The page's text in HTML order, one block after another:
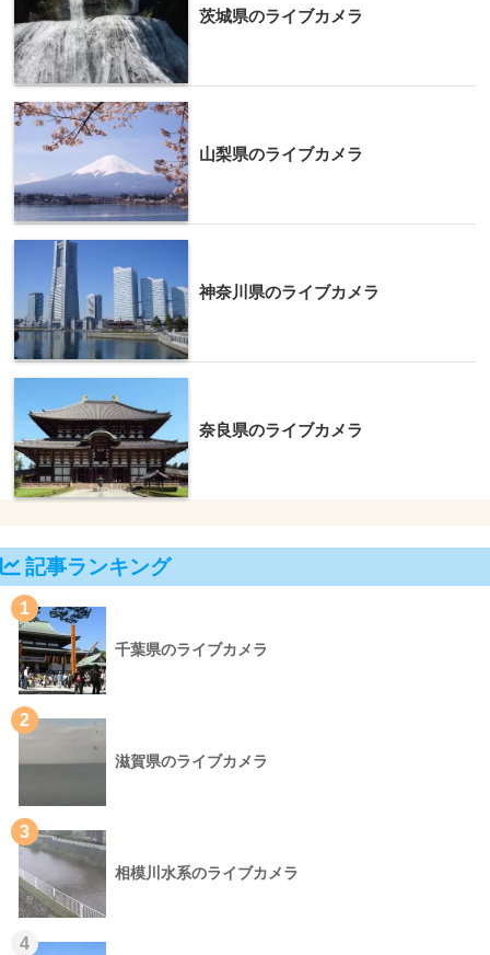
茨城県のライブカメラ
山梨県のライブカメラ
神奈川県のライブカメラ
奈良県のライブカメラ
記事ランキング
1
千葉県のライブカメラ
2
滋賀県のライブカメラ
3
相模川水系のライブカメラ
4